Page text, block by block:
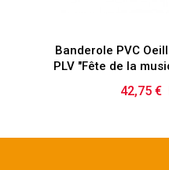
Banderole PVC
PLV "Fête de la
42,75 €